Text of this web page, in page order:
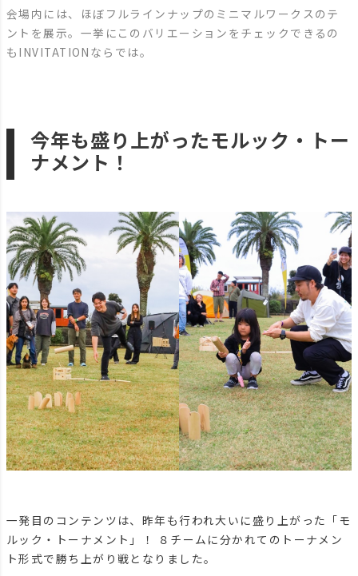
会場内には、ほぼフルラインナップのミニマルワークスのテ
ントを展示。一挙にこのバリエーションをチェックできるの
もINVITATIONならでは。
今年も盛り上がったモルック・トー
ナメント！
一発目のコンテンツは、昨年も行われ大いに盛り上がった「モ
ルック・トーナメント」！ ８チームに分かれてのトーナメン
ト形式で勝ち上がり戦となりました。